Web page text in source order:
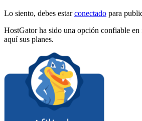
Lo siento, debes estarconectado para
HostGator ha sido una opción confiable en
aquí sus planes.